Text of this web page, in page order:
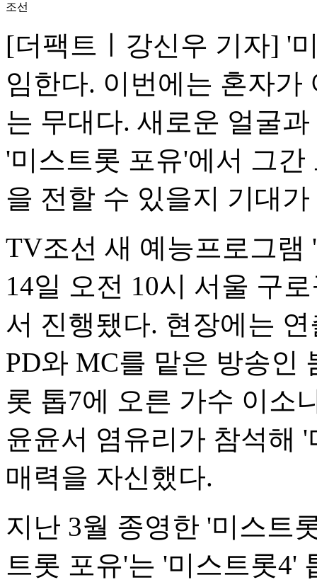
조선
[더팩트ㅣ강신우 기자] '
임한다. 이번에는 혼자가
는 무대다. 새로운 얼굴
'미스트롯 포유'에서 그
을 전할 수 있을지 기대
TV조선 새 예능프로그램
14일 오전 10시 서울 구
서 진행됐다. 현장에는
PD와 MC를 맡은 방송인
롯 톱7에 오른 가수 이소
윤윤서 염유리가 참석해
매력을 자신했다.
지난 3월 종영한 '미스트
트롯 포유'는 '미스트롯4'